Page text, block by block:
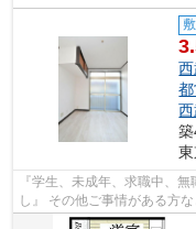
『学生、未成年、求職中、
し』 その他ご事情がある方
スタッフが対応致しますので